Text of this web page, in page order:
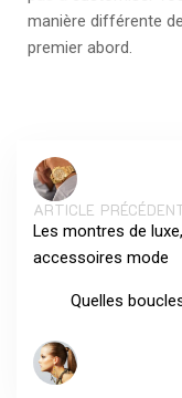
manière différente
premier abord.
ARTICLE
Les montres de
accessoires mode
Quelles